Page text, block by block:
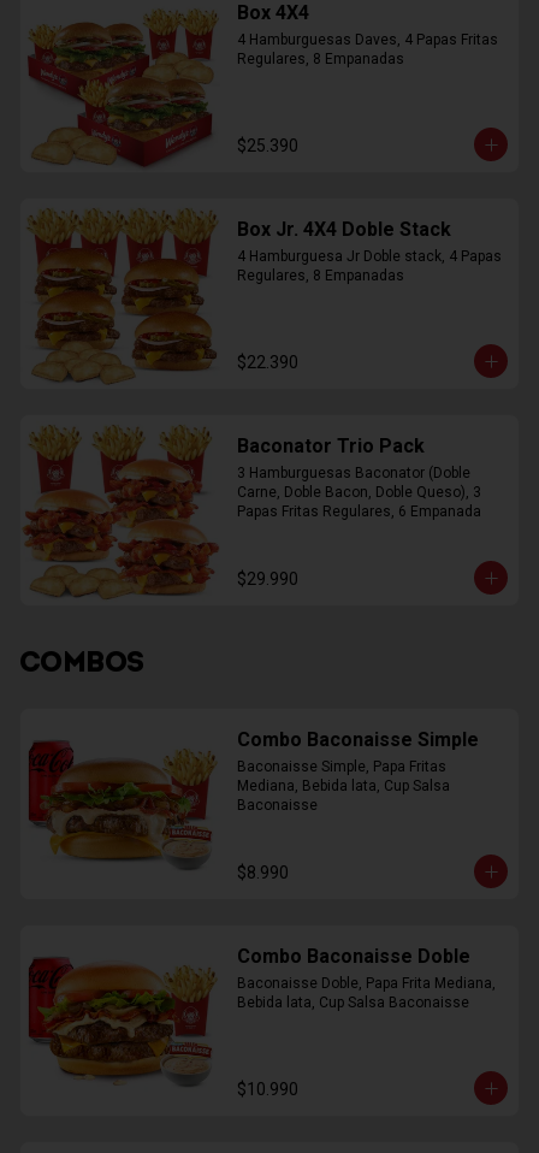
Box 4X4
4 Hamburguesas Daves, 4 Papas Fritas
Regulares, 8 Empanadas
$25.390
Box Jr. 4X4 Doble Stack
4 Hamburguesa Jr Doble stack, 4 Papas
Regulares, 8 Empanadas
$22.390
Baconator Trio Pack
3 Hamburguesas Baconator (Doble
Carne, Doble Bacon, Doble Queso), 3
Papas Fritas Regulares, 6 Empanada
$29.990
COMBOS
Combo Baconaisse Simple
Baconaisse Simple, Papa Fritas
Mediana, Bebida lata, Cup Salsa
Baconaisse
$8.990
Combo Baconaisse Doble
Baconaisse Doble, Papa Frita Mediana,
Bebida lata, Cup Salsa Baconaisse
$10.990